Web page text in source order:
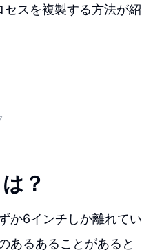
スを複製する方法が紹
？
か6インチしか離れてい
あるあることがあると